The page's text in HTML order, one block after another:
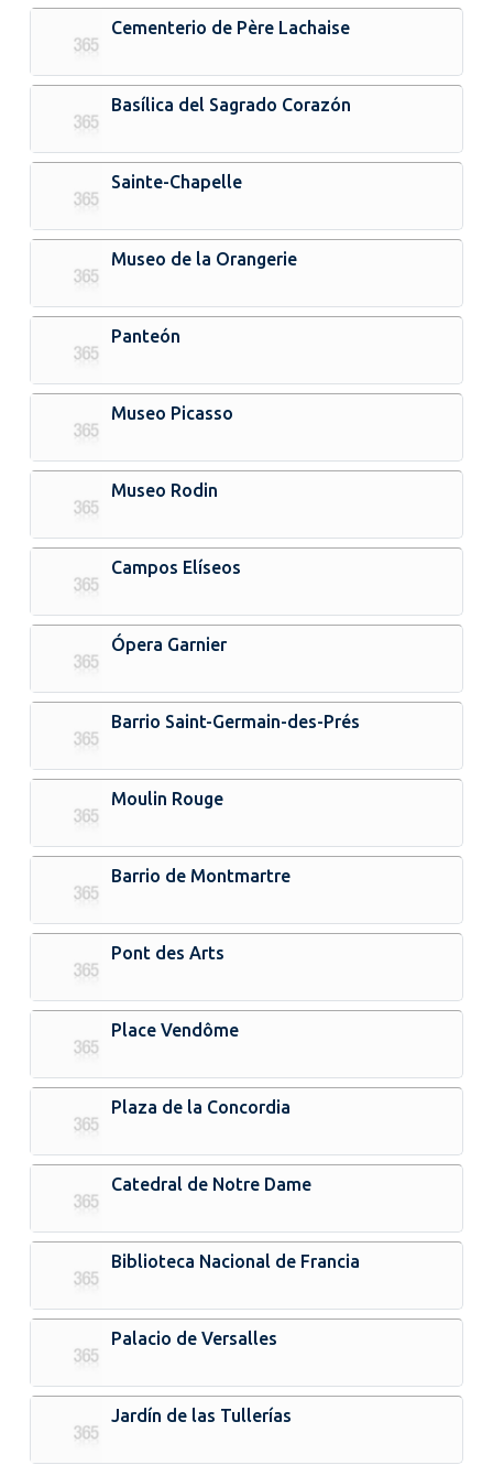
Cementerio de Père Lachaise
Basílica del Sagrado Corazón
Sainte-Chapelle
Museo de la Orangerie
Panteón
Museo Picasso
Museo Rodin
Campos Elíseos
Ópera Garnier
Barrio Saint-Germain-des-Prés
Moulin Rouge
Barrio de Montmartre
Pont des Arts
Place Vendôme
Plaza de la Concordia
Catedral de Notre Dame
Biblioteca Nacional de Francia
Palacio de Versalles
Jardín de las Tullerías